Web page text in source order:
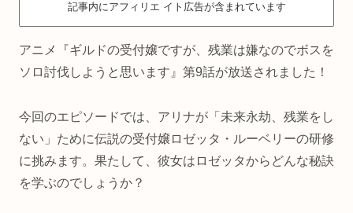
記事内にアフィリエ イト広告が含まれています
アニメ『ギルドの受付嬢ですが、残業は嫌なのでボスを
ソロ討伐しようと思います』第9話が放送されました！
今回のエピソードでは、アリナが「未来永劫、残業をし
ない」ために伝説の受付嬢ロゼッタ・ルーベリーの研修
に挑みます。果たして、彼女はロゼッタからどんな秘訣
を学ぶのでしょうか？